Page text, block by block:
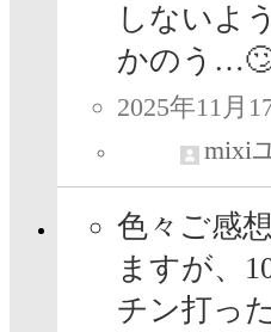
しないよ
かのう
2025年11月
mixi
色々ご感
ますが、
チン打っ